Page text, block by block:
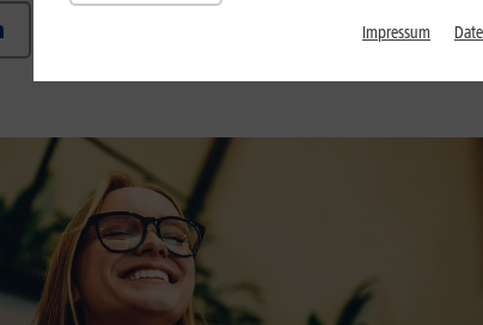
Impressum